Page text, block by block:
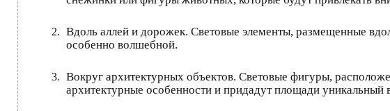
Вдоль аллей и дорожек. Световые элементы, размещенные
особенно волшебной.
Вокруг архитектурных объектов. Световые фигуры,
архитектурные особенности и придадут площади уникальный